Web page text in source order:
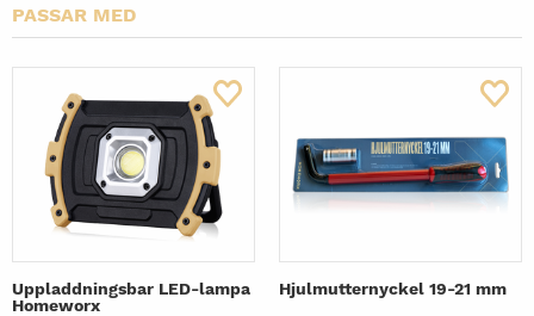
PASSAR MED
Uppladdningsbar LED-lampa
Homeworx
Hjulmutternyckel 19-21 mm